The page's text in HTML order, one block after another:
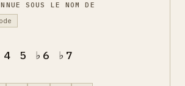
SOUS LE NOM DE
5 ♭6 ♭7